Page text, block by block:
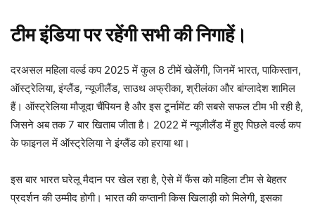
टीम इंडिया पर रहेंगी सभी की निगाहें।
दरअसल महिला वर्ल्ड कप 2025 में कुल 8 टीमें खेलेंगी, जिनमें भारत, पाकिस्तान,
ऑस्ट्रेलिया, इंग्लैंड, न्यूजीलैंड, साउथ अफ्रीका, श्रीलंका और बांग्लादेश शामिल
हैं। ऑस्ट्रेलिया मौजूदा चैंपियन है और इस टूर्नामेंट की सबसे सफल टीम भी रही है,
जिसने अब तक 7 बार खिताब जीता है। 2022 में न्यूजीलैंड में हुए पिछले वर्ल्ड कप
के फाइनल में ऑस्ट्रेलिया ने इंग्लैंड को हराया था।
इस बार भारत घरेलू मैदान पर खेल रहा है, ऐसे में फैंस को महिला टीम से बेहतर
प्रदर्शन की उम्मीद होगी। भारत की कप्तानी किस खिलाड़ी को मिलेगी, इसका